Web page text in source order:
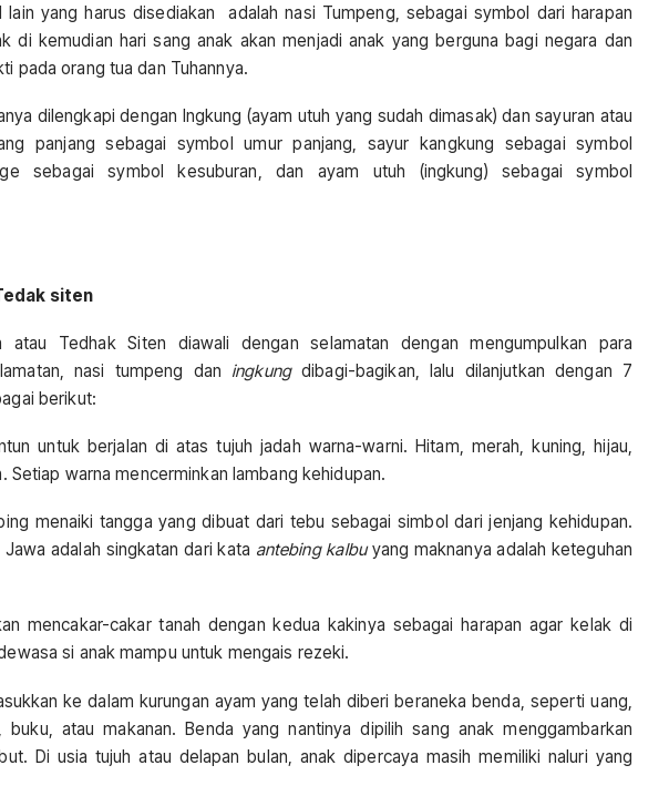
lain yang harus disediakan adalah nasi Tumpeng, sebagai symbol dari harapan
di kemudian hari sang anak akan menjadi anak yang berguna bagi negara dan
pada orang tua dan Tuhannya.
dilengkapi dengan Ingkung (ayam utuh yang sudah dimasak) dan sayuran atau
panjang sebagai symbol umur panjang, sayur kangkung sebagai symbol
sebagai symbol kesuburan, dan ayam utuh (ingkung) sebagai symbol
siten
atau Tedhak Siten diawali dengan selamatan dengan mengumpulkan para
nasi tumpeng dan ingkungdibagi-bagikan, lalu dilanjutkan dengan 7
berikut:
untuk berjalan di atas tujuh jadah warna-warni. Hitam, merah, kuning, hijau,
Setiap warna mencerminkan lambang kehidupan.
menaiki tangga yang dibuat dari tebu sebagai simbol dari jenjang kehidupan.
adalah singkatan dari kata antebing kalbuyang maknanya adalah keteguhan
mencakar-cakar tanah dengan kedua kakinya sebagai harapan agar kelak di
si anak mampu untuk mengais rezeki.
ke dalam kurungan ayam yang telah diberi beraneka benda, seperti uang,
buku, atau makanan. Benda yang nantinya dipilih sang anak menggambarkan
Di usia tujuh atau delapan bulan, anak dipercaya masih memiliki naluri yang